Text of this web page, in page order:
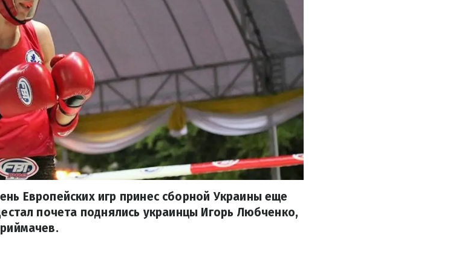
Европейских игр принес сборной Украины еще
почета поднялись украинцы Игорь Любченко,